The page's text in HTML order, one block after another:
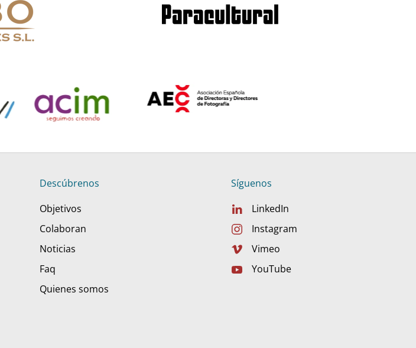
Descúbrenos
Objetivos
Colaboran
Noticias
Faq
Quienes somos
Síguenos
LinkedIn
Instagram
Vimeo
YouTube